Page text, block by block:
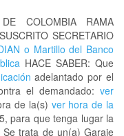
COLOMBIA RAMA
SECRETARIO
o Martillo del Banco
HACE SABER: Que
adelantado por el
el demandado: ver
de la(s) ver hora de la
para que tenga lugar la
trata de un(a) Garaje